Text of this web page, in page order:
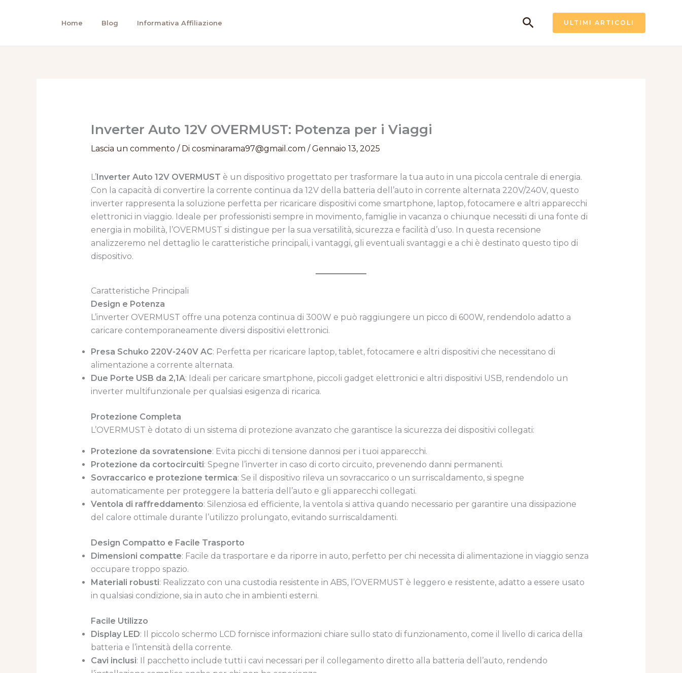
Home Blog Informativa Affiliazione Cerca ULTIMI ARTICOLI
Inverter Auto 12V OVERMUST: Potenza per i Viaggi
Lascia un commento / Di cosminarama97@gmail.com /Gennaio 13, 2025
L’Inverter Auto 12V OVERMUST è un dispositivo progettato per trasformare la tua auto in una piccola centrale di energia.
Con la capacità di convertire la corrente continua da 12V della batteria dell’auto in corrente alternata 220V/240V, questo
inverter rappresenta la soluzione perfetta per ricaricare dispositivi come smartphone, laptop, fotocamere e altri apparecchi
elettronici in viaggio. Ideale per professionisti sempre in movimento, famiglie in vacanza o chiunque necessiti di una fonte di
energia in mobilità, l’OVERMUST si distingue per la sua versatilità, sicurezza e facilità d’uso. In questa recensione
analizzeremo nel dettaglio le caratteristiche principali, i vantaggi, gli eventuali svantaggi e a chi è destinato questo tipo di
dispositivo.
Caratteristiche Principali
Design e Potenza
L’inverter OVERMUST offre una potenza continua di 300W e può raggiungere un picco di 600W, rendendolo adatto a
caricare contemporaneamente diversi dispositivi elettronici.
Presa Schuko 220V-240V AC: Perfetta per ricaricare laptop, tablet, fotocamere e altri dispositivi che necessitano di
alimentazione a corrente alternata.
Due Porte USB da 2,1A: Ideali per caricare smartphone, piccoli gadget elettronici e altri dispositivi USB, rendendolo un
inverter multifunzionale per qualsiasi esigenza di ricarica.
Protezione Completa
L’OVERMUST è dotato di un sistema di protezione avanzato che garantisce la sicurezza dei dispositivi collegati:
Protezione da sovratensione: Evita picchi di tensione dannosi per i tuoi apparecchi.
Protezione da cortocircuiti: Spegne l’inverter in caso di corto circuito, prevenendo danni permanenti.
Sovraccarico e protezione termica: Se il dispositivo rileva un sovraccarico o un surriscaldamento, si spegne
automaticamente per proteggere la batteria dell’auto e gli apparecchi collegati.
Ventola di raffreddamento: Silenziosa ed efficiente, la ventola si attiva quando necessario per garantire una dissipazione
del calore ottimale durante l’utilizzo prolungato, evitando surriscaldamenti.
Design Compatto e Facile Trasporto
Dimensioni compatte: Facile da trasportare e da riporre in auto, perfetto per chi necessita di alimentazione in viaggio senza
occupare troppo spazio.
Materiali robusti: Realizzato con una custodia resistente in ABS, l’OVERMUST è leggero e resistente, adatto a essere usato
in qualsiasi condizione, sia in auto che in ambienti esterni.
Facile Utilizzo
Display LED: Il piccolo schermo LCD fornisce informazioni chiare sullo stato di funzionamento, come il livello di carica della
batteria e l’intensità della corrente.
Cavi inclusi: Il pacchetto include tutti i cavi necessari per il collegamento diretto alla batteria dell’auto, rendendo